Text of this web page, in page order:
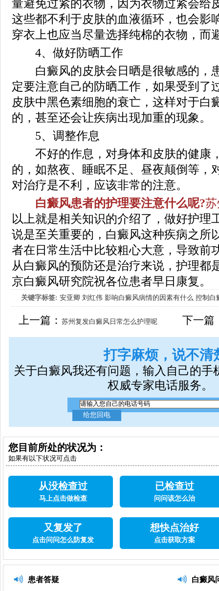
量避免过紧的衣物，因为衣物过紧会给
这些都不利于皮肤的血液循环，也会影
穿衣上也应当尽量选择纯棉的衣物，而
4、做好防晒工作
白癜风的皮肤会日晒是很敏感的，
定要注意自己的防晒工作，如果受到了
皮肤中黑色素细胞的衰亡，这样对于白
的，甚至还会让疾病出现加重的现象。
5、调整作息
不好的作息，对身体和皮肤的健康
的，如熬夜、睡眠不足、昼夜颠倒等，
对治疗是不利，应该非常的注意。
白癜风患者的护理要注意什么呢?
以上就是相关知识的介绍了，做好护理
说是至关重要的，白癜风这种疾病之所
者在日常生活中比较粗心大意，导致前
从白癜风的预防还是治疗来说，护理都
京白癜风研究院祝各位患者早日康复。
关键字标签: 安亚卿 刘红伟 影响白癜风病情的因素有什么 控制白
女生应该如何治疗呢
上一篇：苏州复发白癜风日常怎么护理呢 下一篇
打字麻烦，说不清
关于白癜风我还有问题，输入自己的手
权威专家电话服务。
您目前所处的状况为：
如果有以下状况可点击
从没检查过
马上点击做检查
已检查过
问问该怎么治
又复发了
点击问问怎么防复发
想快点治好
点击获取方案
患者答疑 白癜风